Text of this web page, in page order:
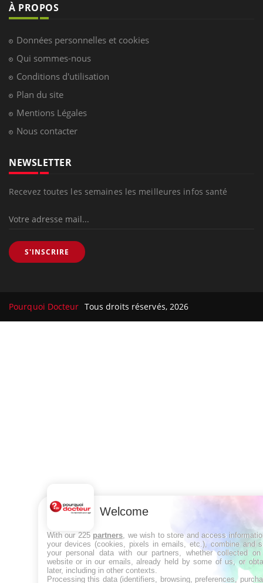
À PROPOS
Données personnelles et cookies
Qui sommes-nous
Conditions d'utilisation
Plan du site
Mentions Légales
Nous contacter
NEWSLETTER
Recevez toutes les semaines les meilleures infos santé
S'INSCRIRE
Pourquoi Docteur Tous droits réservés, 2026
Welcome
With our 225 partners , we wish to store and access
your devices (cookies, pixels in emails, etc.), combine and
your personal data with our partners, whether collected
website or in our emails, already held by some of us, or
later, including in other contexts.
Processing this data (identifiers, browsing, preferences,